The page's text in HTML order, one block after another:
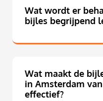
Wat wordt er
bijles begrijpend
Wat maakt de
in Amsterdam
effectief?